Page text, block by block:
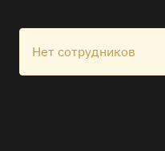
Нет сотрудников